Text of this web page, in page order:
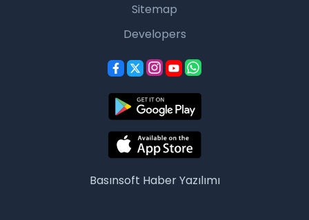
Sitemap
Developers
Basınsoft Haber Yazılımı